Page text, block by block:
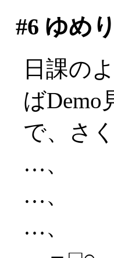
#6 ゆめ
日課の
ばDemo
で、さ
…、
…、
…、